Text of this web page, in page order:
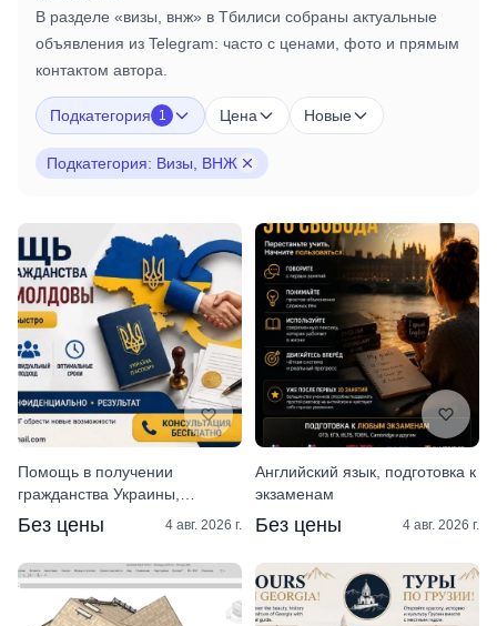
В разделе «визы, внж» в Тбилиси собраны актуальные
объявления из Telegram: часто с ценами, фото и прямым
контактом автора.
Подкатегория 1 Цена Новые
Подкатегория: Визы, ВНЖ
Помощь в получении
гражданства Украины,
Молдовы
Без цены 4 авг. 2026 г.
Английский язык, подготовка к
экзаменам
Без цены 4 авг. 2026 г.